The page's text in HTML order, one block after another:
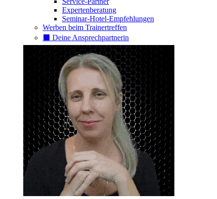
Expertenberatung
Seminar-Hotel-Empfehlungen
Werben beim Trainertreffen
⬛️ Deine Ansprechpartnerin